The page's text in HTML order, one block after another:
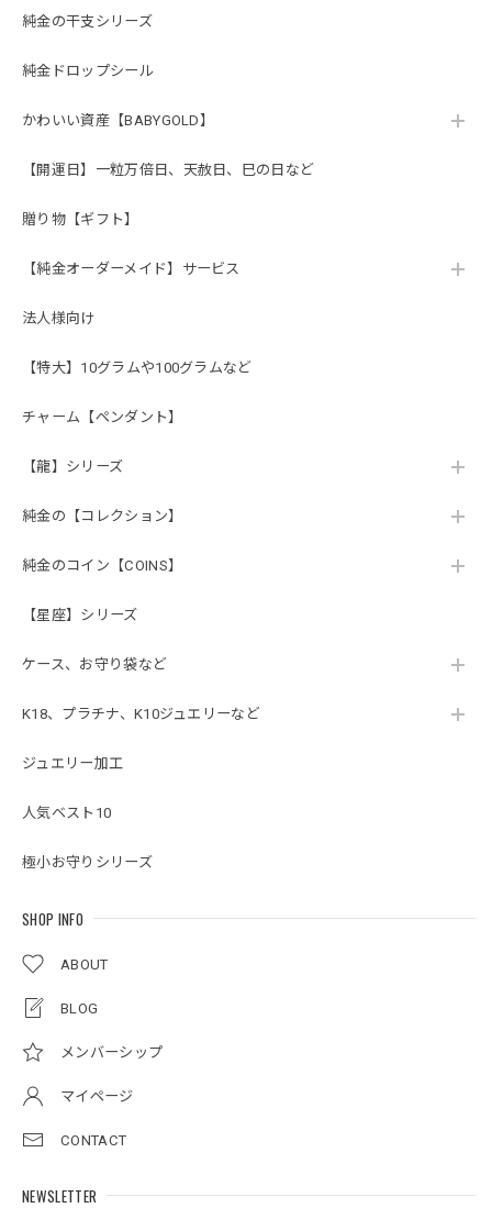
純金の干支シリーズ
純金ドロップシール
かわいい資産【BABYGOLD】
【開運日】一粒万倍日、天赦日、巳の日など
贈り物【ギフト】
【純金オーダーメイド】サービス
法人様向け
【特大】10グラムや100グラムなど
チャーム【ペンダント】
【龍】シリーズ
純金の【コレクション】
純金のコイン【COINS】
【星座】シリーズ
ケース、お守り袋など
K18、プラチナ、K10ジュエリーなど
ジュエリー加工
人気ベスト10
極小お守りシリーズ
SHOP INFO
ABOUT
BLOG
メンバーシップ
マイページ
CONTACT
NEWSLETTER